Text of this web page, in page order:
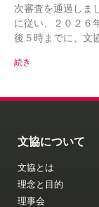
次審査を通過しま
に従い、２０２６
後５時までに、文
続き
文協について
文協とは
理念と目的
理事会